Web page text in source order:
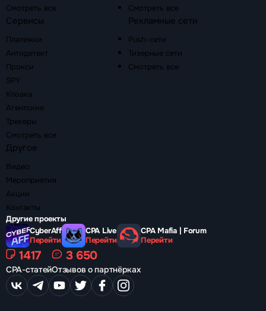
Смотреть все
Смотреть все
Сервисы
Платежки
Антидетект
Прокси
SPY
Клоака
Агентские
Трекеры
Смотреть все
Рекламные сети
Push-сети
Тизерные сети
Смотреть все
Другое
Видео
Мероприятия
Акции
Контакты
Другие проекты
CyberAff
Перейти
CPA Live
Перейти
CPA Mafia | Forum
Перейти
1417
CPA-статей
3 650
Отзывов о партнёрках